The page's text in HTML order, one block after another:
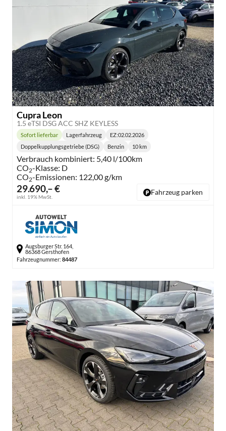
Cupra Leon
1.5 eTSI DSG ACC SHZ KEYLESS
29.690,– €
inkl. 19% MwSt.
Lieferzeit:
Sofort lieferbar Lagerfahrzeug EZ:02.02.2026
Getriebe:
Doppelkupplungsgetriebe (DSG) Benzin 10 km
Verbrauch kombiniert: 5,40 l/100km
CO2-Klasse: D
CO2-Emissionen: 122,00 g/km
Fahrzeug parken
Augsburger Str. 164,
86368 Gersthofen
Fahrzeugnummer: 84487